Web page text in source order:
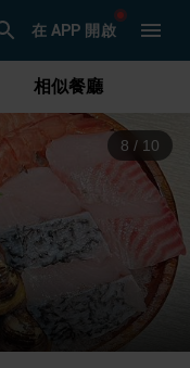
在 APP 開啟
相似餐廳
9 / 10